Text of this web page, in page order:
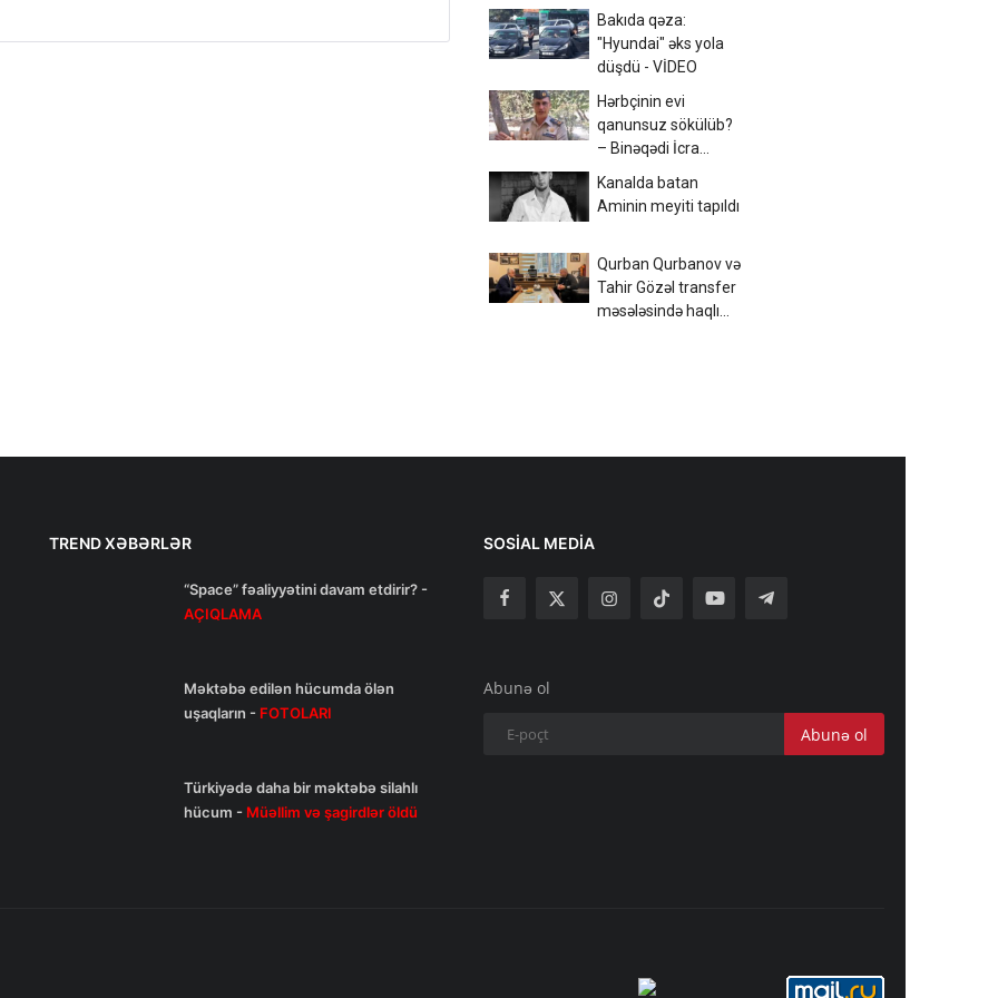
Bakıda qəza:
"Hyundai" əks yola
düşdü - VİDEO
Hərbçinin evi
qanunsuz sökülüb?
– Binəqədi İcra
Kanalda batan
Aminin meyiti tapıldı
Qurban Qurbanov və
Tahir Gözəl transfer
məsələsində haqlı
TREND XƏBƏRLƏR
“Space” fəaliyyətini davam etdirir? -
AÇIQLAMA
Məktəbə edilən hücumda ölən
uşaqların - FOTOLARI
Türkiyədə daha bir məktəbə silahlı
hücum - Müəllim və şagirdlər öldü
SOSIAL MEDIA
Abunə ol
Abunə ol